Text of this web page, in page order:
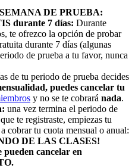
DE PRUEBA:
durante 7 días: Durante
te ofrezco la opción de probar
durante 7 días (algunas
de prueba a tu favor, nunca
de tu periodo de prueba decides
puedes cancelar tu
y no se te cobrará nada.
una vez termina el periodo de
te registraste, empiezas tu
cobrar tu cuota mensual o anual:
DE LAS CLASES!
pueden cancelar en